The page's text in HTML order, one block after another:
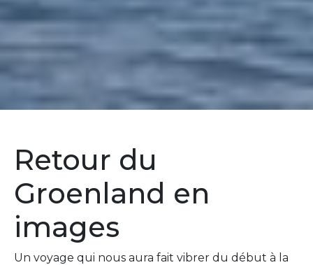
Retour du
Groenland en
images
Un voyage qui nous aura fait vibrer du début à la